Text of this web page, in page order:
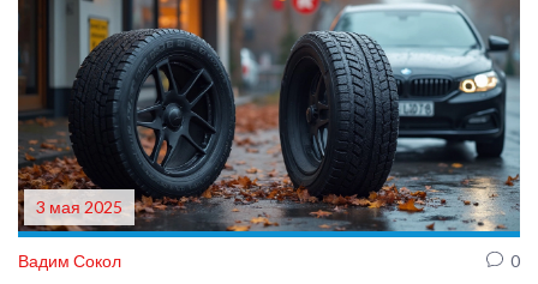
3 мая 2025
Вадим Сокол 0